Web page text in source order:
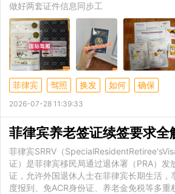
做好两套证件信息同步工
菲律宾 驾照 换发 如何 确保
2026-07-28 11:39:33
菲律宾SRRV（
证）是菲律宾移民局通过退休署（PRA）发
证，允许外国退休人士在菲律宾长期生活，
度报到、免ACR身份证、养老金免税等多重